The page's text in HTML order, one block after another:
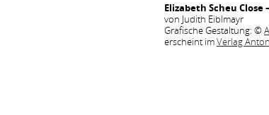
Elizabeth Scheu
von Judith Eiblmayr
Grafische Gestaltung: ©
erscheint imVerlag